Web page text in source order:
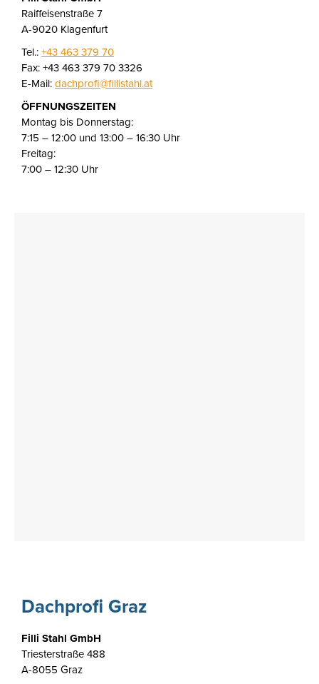
Raiffeisenstraße 7
A-9020 Klagenfurt
Tel.:+43 463 379 70
Fax: +43 463 379 70 3326
E-Mail:dachprofi@fillistahl.at
ÖFFNUNGSZEITEN
Montag bis Donnerstag:
7:15 – 12:00 und 13:00 – 16:30 Uhr
Freitag:
7:00 – 12:30 Uhr
Dachprofi Graz
Filli Stahl GmbH
Triesterstraße 488
A-8055 Graz